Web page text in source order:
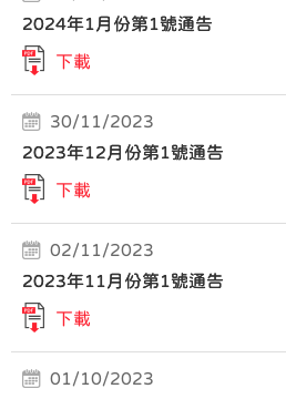
2024年1月份第1號通告
下載
30/11/2023
2023年12月份第1號通告
下載
02/11/2023
2023年11月份第1號通告
下載
01/10/2023